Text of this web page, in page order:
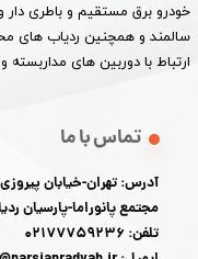
خودرو برق مستقیم و باطری
سالمند و همچنین ردیاب های
ارتباط با دوربین های مداربسته
تماس با ما
آدرس: تهران-خیابان
مجتمع پانوراما-پارسیان
تلفن: 02177759236